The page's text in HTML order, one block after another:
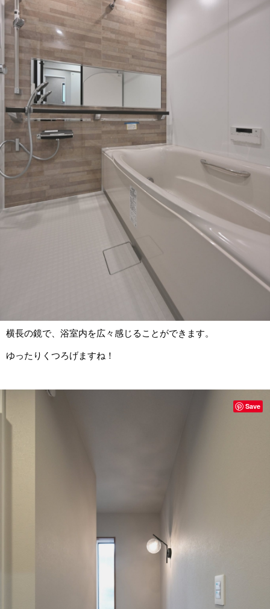
横長の鏡で、浴室内を広々感じることができます。
ゆったりくつろげますね！
Save